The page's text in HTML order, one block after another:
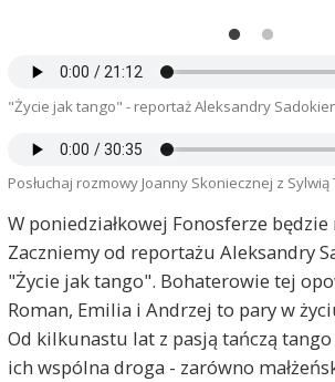
"Życie jak tango" - reportaż Aleksandry
Posłuchaj rozmowy Joanny Skoniecznej z
W poniedziałkowej Fonosferze
Zaczniemy od reportażu Aleksandry
"Życie jak tango". Bohaterowie tej
Roman, Emilia i Andrzej to pary w
Od kilkunastu lat z pasją tańczą
ich wspólna droga - zarówno